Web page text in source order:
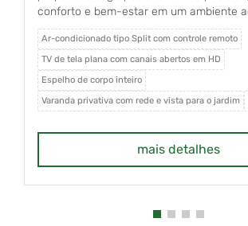
conforto e bem-estar em um ambiente
exclusivamente para não fumantes. O
conta com ar-condicionado tipo Split
remoto, TV de tela plana com canais
frigobar, uma cama box Queen Size com
molas e uma cama de solteiro, além de
corpo inteiro e internet Wi-Fi. Dispõe
Blindex, garantindo mais conforto e
durante a estadia.
Ar-condicionado tipo Split com controle remoto
TV de tela plana com canais abertos em HD
Espelho de corpo inteiro
Varanda privativa com rede e vista para o jardim
mais detalhes